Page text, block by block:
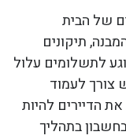
של הבית
תיקונים
לתשלומים עלול
צורך לעמוד
הדיירים להיות
בתהליך